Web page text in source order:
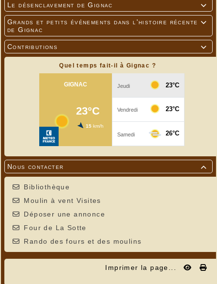

Le désenclavement de Gignac

Grands et petits événements dans l'histoire récente
de Gignac

Contributions
Quel temps fait-il à Gignac ?

Nous contacter
Bibliothèque
Moulin à vent Visites
Déposer une annonce
Four de La Sotte
Rando des fours et des moulins
Imprimer la page...
Pinson des arbres - Chaffinch - Vink